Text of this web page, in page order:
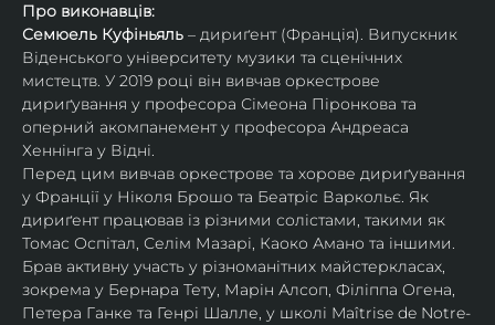
Про виконавців:
Семюель Куфіньяль – дириґент (Франція). Випускник
Віденського університету музики та сценічних
мистецтв. У 2019 році він вивчав оркестрове
дириґування у професора Сімеона Піронкова та
оперний акомпанемент у професора Андреаса
Хеннінга у Відні.
Перед цим вивчав оркестрове та хорове дириґування
у Франції у Ніколя Брошо та Беатріс Варкольє. Як
дириґент працював із різними солістами, такими як
Томас Оспітал, Селім Мазарі, Каоко Амано та іншими.
Брав активну участь у різноманітних майстеркласах,
зокрема у Бернара Тету, Марін Алсоп, Філіппа Огена,
Петера Ганке та Генрі Шалле, у школі Maîtrise de Notre-